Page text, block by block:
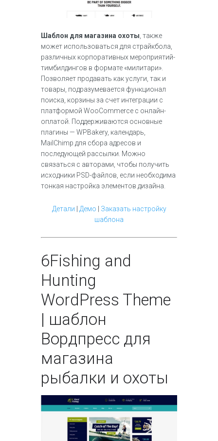
Шаблон для магазина охоты , также
может использоваться для страйкбола,
различных корпоративных мероприятий-
тимбилдингов в формате «милитари».
Позволяет продавать как услуги, так и
товары, подразумевается функционал
поиска, корзины за счет интеграции с
платформой WooCommerce c онлайн-
оплатой. Поддерживаются основные
плагины — WPBakery, календарь,
MailChimp для сбора адресов и
последующей рассылки. Можно
связаться с авторами, чтобы получить
исходники PSD-файлов, если необходима
тонкая настройка элементов дизайна.
Детали Демо
Заказать настройку
шаблона
6Fishing and
Hunting
WordPress Theme
| шаблон
Вордпресс для
магазина
рыбалки и охоты